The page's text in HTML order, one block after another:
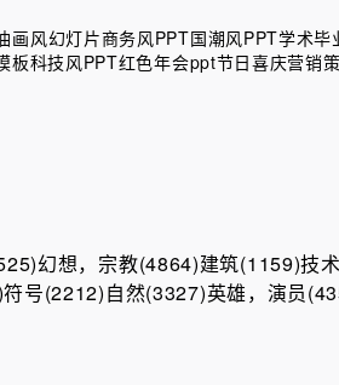
画风幻灯片商务风PPT国潮风PPT学术毕
板科技风PPT红色年会ppt节日喜庆营销
幻想，宗教(4864)建筑(1159)技
符号(2212)自然(3327)英雄，演员